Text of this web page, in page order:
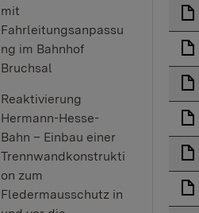
mit
Fahrleitungsanpassu
ng im Bahnhof
Bruchsal
Reaktivierung
Hermann-Hesse-
Bahn – Einbau einer
Trennwandkonstrukti
on zum
Fledermausschutz in